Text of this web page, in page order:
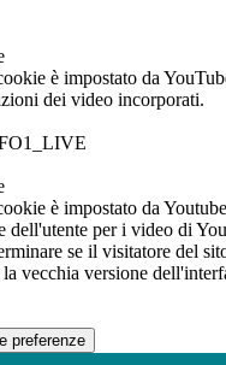
è impostato da
dei video incorporati.
è impostato da
dell'utente per i video di
se il visitatore del
vecchia versione
preferenze